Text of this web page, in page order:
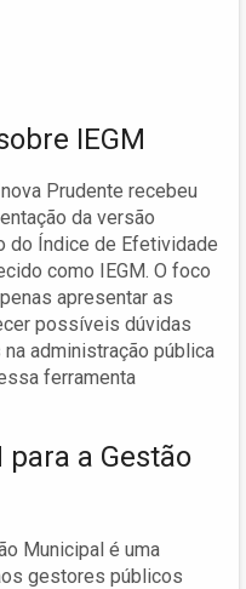
IEGM
Prudente recebeu
da versão
do Índice de Efetividade
como IEGM. O foco
apresentar as
possíveis dúvidas
administração pública
ferramenta
a Gestão
Municipal é uma
gestores públicos